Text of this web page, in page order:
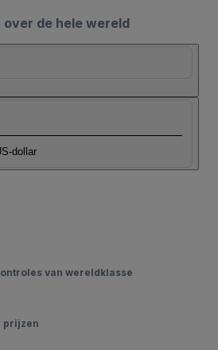
de hele wereld
dollar
van wereldklasse
prijzen